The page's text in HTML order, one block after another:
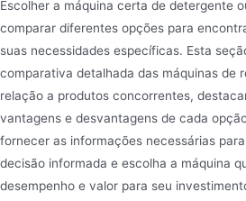
Escolher a máquina certa de detergente
comparar diferentes opções para
suas necessidades específicas. Esta
comparativa detalhada das máquinas de
relação a produtos concorrentes,
vantagens e desvantagens de cada
fornecer as informações necessárias
decisão informada e escolha a máquina
desempenho e valor para seu